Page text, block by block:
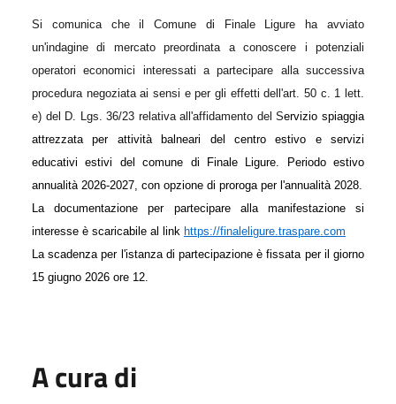
Si comunica che il Comune di Finale Ligure ha avviato
un'indagine di mercato preordinata a conoscere i potenziali
operatori economici interessati a partecipare alla successiva
procedura negoziata ai sensi e per gli effetti dell'art. 50 c. 1 lett.
e) del D. Lgs. 36/23 relativa all'affidamento delServizio spiaggia
attrezzata per attivitàbalneari del centro estivo e servizi
educativi estivi del comune di Finale Ligure. Periodo estivo
annualità 2026-2027, con opzione di proroga per l'annualità 2028.
La documentazione per partecipare alla manifestazione si
interesse è scaricabile al link https://finaleligure.traspare.com
La scadenza per l'istanza di partecipazione è fissata per il giorno
15 giugno 2026 ore 12.
A cura di